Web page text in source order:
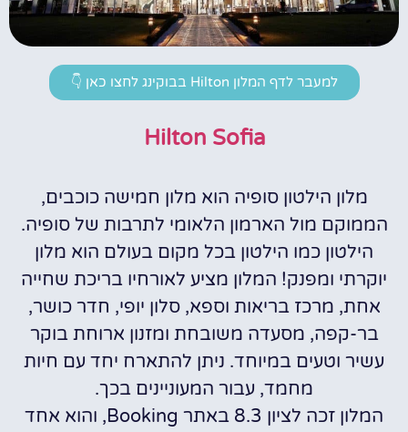
Hilton Sofia
מלון הילטון סופיה הוא מלון חמישה כוכבים,
הממוקם מול הארמון הלאומי לתרבות של סופיה.
הילטון כמו הילטון בכל מקום בעולם הוא מלון
יוקרתי ומפנק! המלון מציע לאורחיו בריכת שחייה
אחת, מרכז בריאות וספא, סלון יופי, חדר כושר,
בר-קפה, מסעדה משובחת ומזנון ארוחת בוקר
עשיר וטעים במיוחד. ניתן להתארח יחד עם חיות
מחמד, עבור המעוניינים בכך.
המלון זכה לציון 8.3 באתר Booking, והוא אחד
למעבר לדף המלון Hilton בבוקינג לחצו כאן 👇